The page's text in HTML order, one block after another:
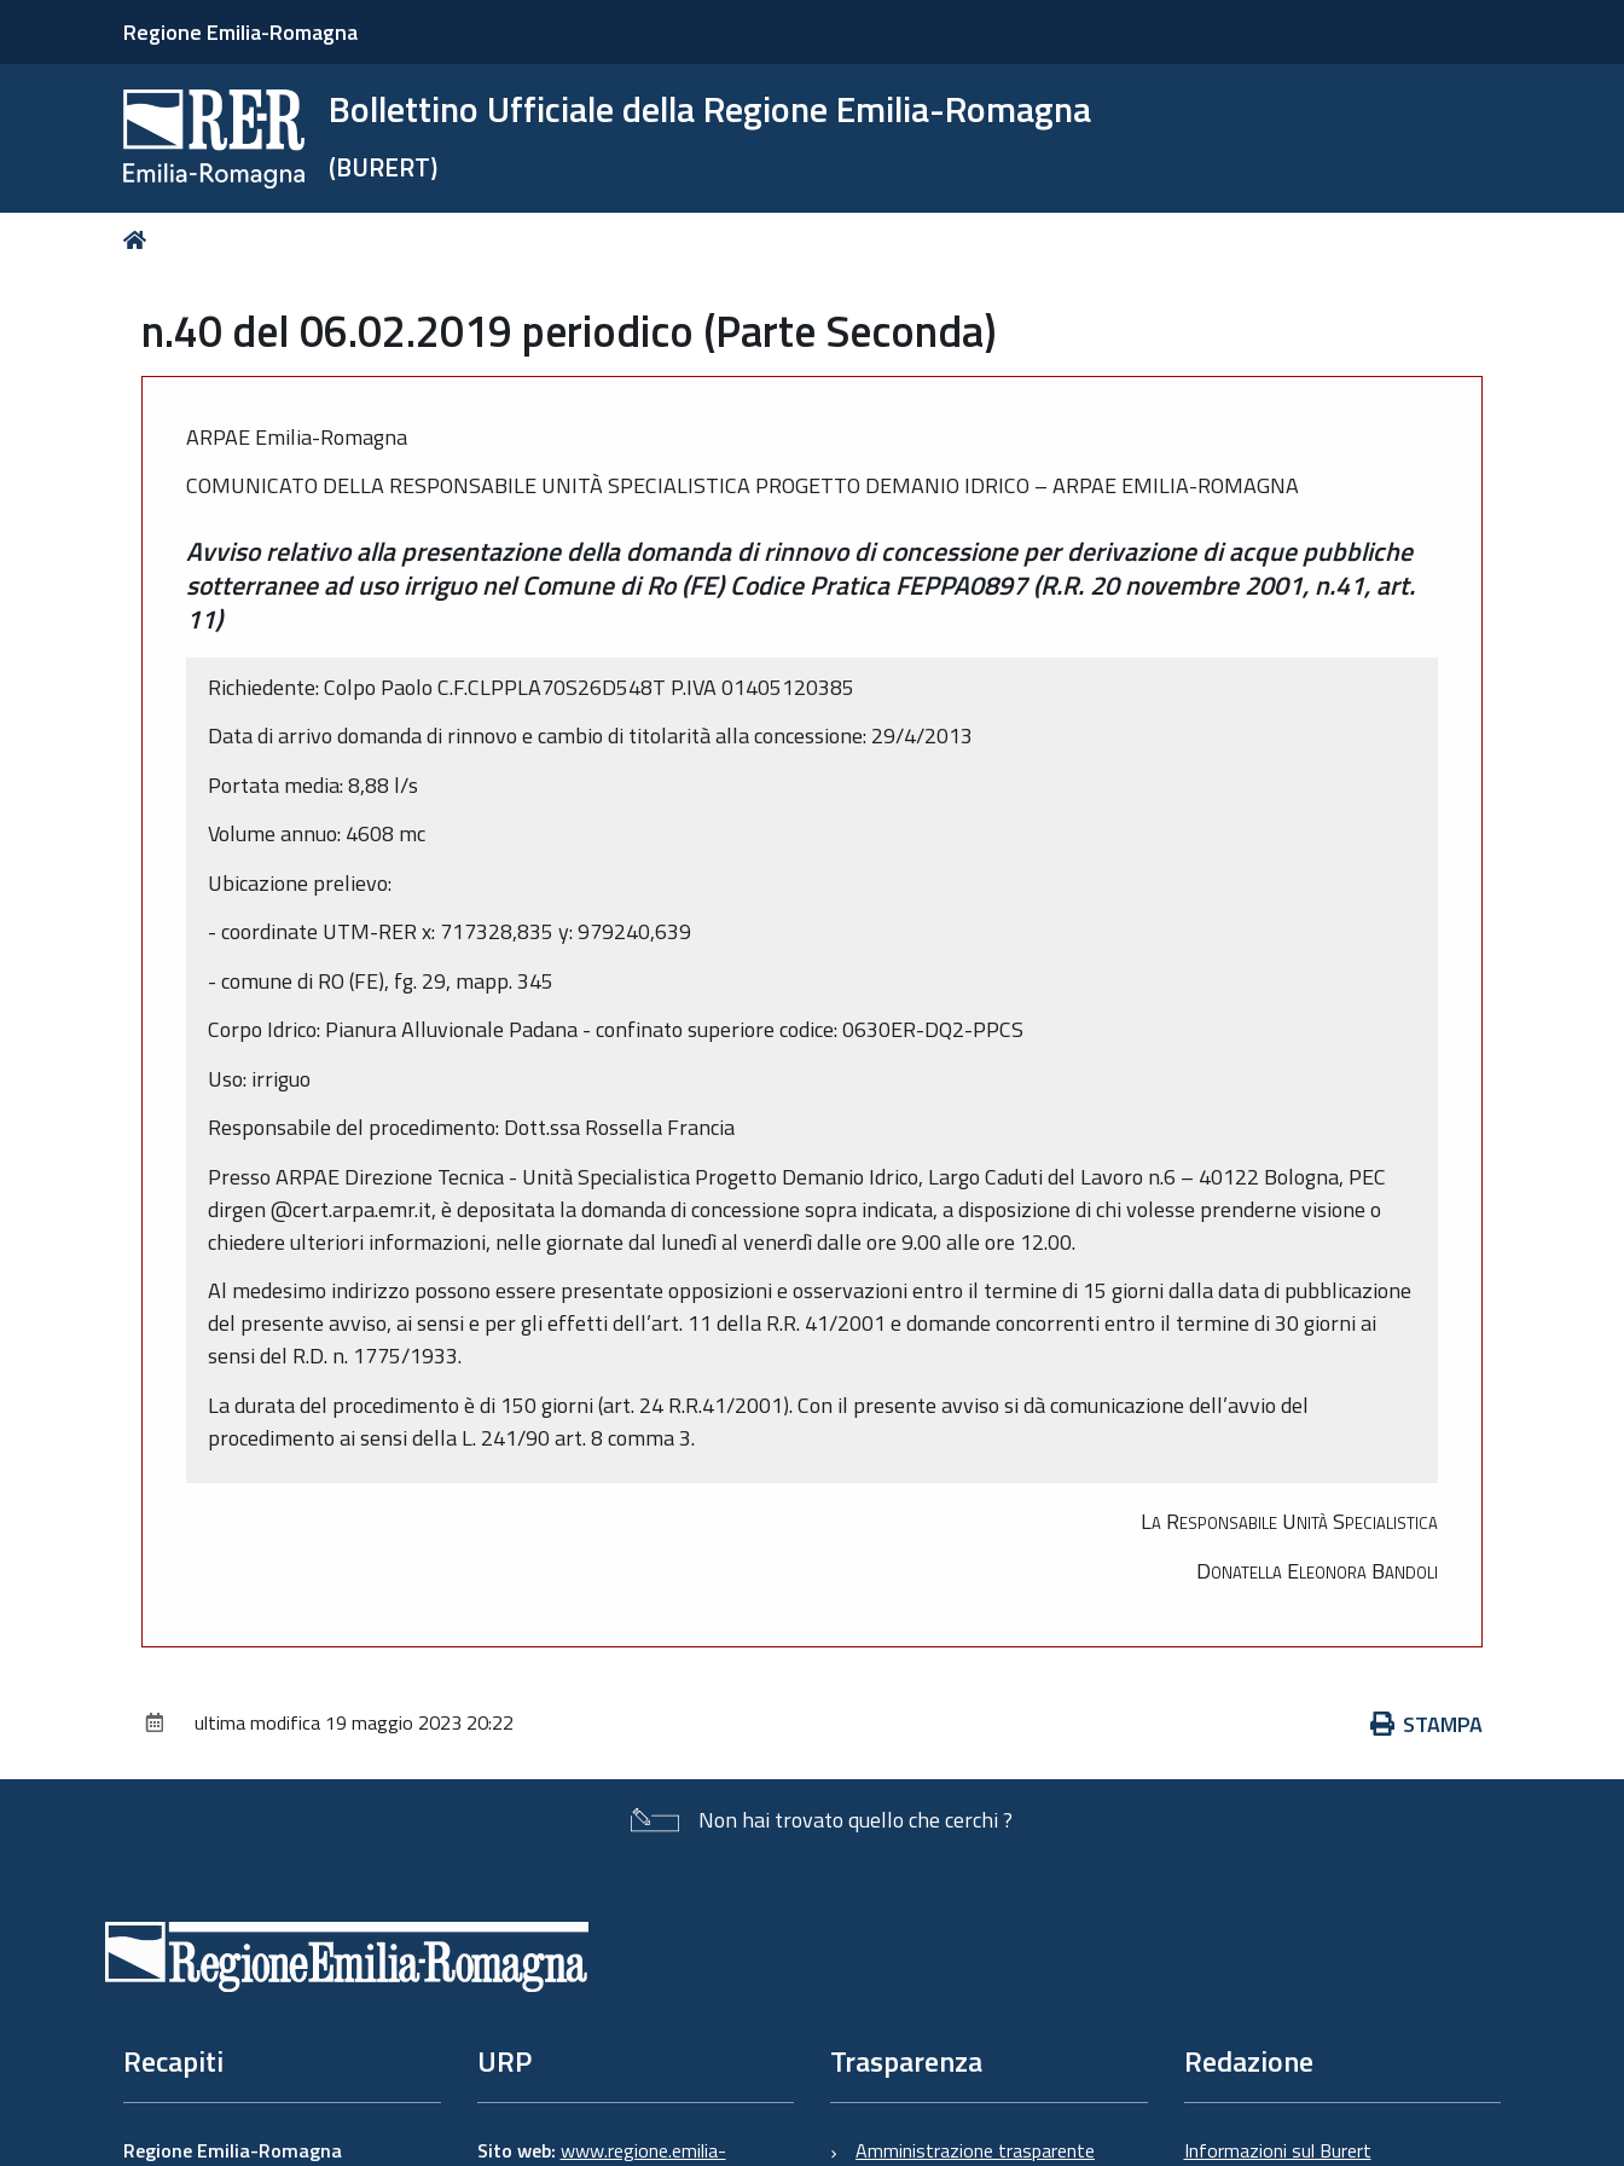
Regione Emilia-Romagna
Bollettino Ufficiale della Regione Emilia-Romagna
(BURERT)
Tu
n.40 del 06.02.2019 periodico (Parte Seconda)
ARPAE Emilia-Romagna
COMUNICATO DELLA RESPONSABILE UNITÀ SPECIALISTICA PROGETTO DEMANIO IDRICO – ARPAE EMILIA-ROMAGNA
Avviso relativo alla presentazione della domanda di rinnovo di concessione per derivazione di acque pubbliche
sotterranee ad uso irriguo nel Comune di Ro (FE) Codice Pratica FEPPA0897 (R.R. 20 novembre 2001, n.41, art.
11)
Richiedente: Colpo Paolo C.F.CLPPLA70S26D548T P.IVA 01405120385
Data di arrivo domanda di rinnovo e cambio di titolarità alla concessione: 29/4/2013
Portata media: 8,88 l/s
Volume annuo: 4608 mc
Ubicazione prelievo:
- coordinate UTM-RER x: 717328,835 y: 979240,639
- comune di RO (FE), fg. 29, mapp. 345
Corpo Idrico: Pianura Alluvionale Padana - confinato superiore codice: 0630ER-DQ2-PPCS
Uso: irriguo
Responsabile del procedimento: Dott.ssa Rossella Francia
Presso ARPAE Direzione Tecnica - Unità Specialistica Progetto Demanio Idrico, Largo Caduti del Lavoro n.6 – 40122 Bologna, PEC
dirgen @cert.arpa.emr.it, è depositata la domanda di concessione sopra indicata, a disposizione di chi volesse prenderne visione o
chiedere ulteriori informazioni, nelle giornate dal lunedì al venerdì dalle ore 9.00 alle ore 12.00.
Al medesimo indirizzo possono essere presentate opposizioni e osservazioni entro il termine di 15 giorni dalla data di pubblicazione
del presente avviso, ai sensi e per gli effetti dell’art. 11 della R.R. 41/2001 e domande concorrenti entro il termine di 30 giorni ai
sensi del R.D. n. 1775/1933.
La durata del procedimento è di 150 giorni (art. 24 R.R.41/2001). Con il presente avviso si dà comunicazione dell’avvio del
procedimento ai sensi della L. 241/90 art. 8 comma 3.
La Responsabile Unità Specialistica
Donatella Eleonora Bandoli
Azioni
documento
STAMPA
ultima modifica 19 maggio 2023 20:22
Non hai trovato quello che cerchi ?
Recapiti
Regione Emilia-Romagna
URP
Sito web: www.regione.emilia-
Trasparenza
Amministrazione trasparente
Redazione
Informazioni sul Burert